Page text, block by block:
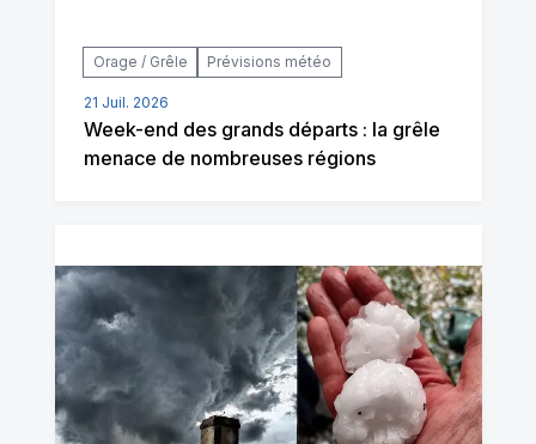
Orage / Grêle Prévisions météo
21 Juil. 2026
Week-end des grands départs : la grêle
menace de nombreuses régions